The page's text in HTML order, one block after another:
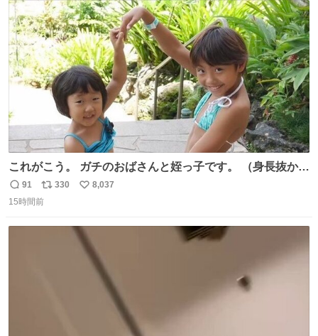
ト
数
数
これがこう。 ガチのおばさんと姪っ子です。 （身長抜かさ
返
信
91
リ
ポ
330
い
数
8,037
15時間前